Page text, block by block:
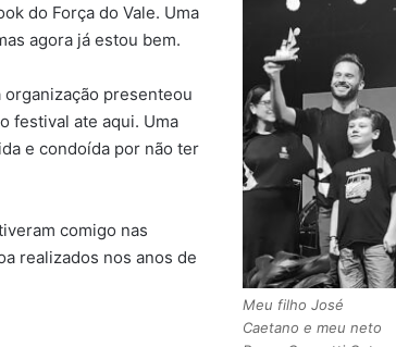
Meu filho José
Caetano e meu neto
do Força do Vale. Uma
agora já estou bem.
presenteou
festival ate aqui. Uma
e condoída por não ter
comigo nas
realizados nos anos de